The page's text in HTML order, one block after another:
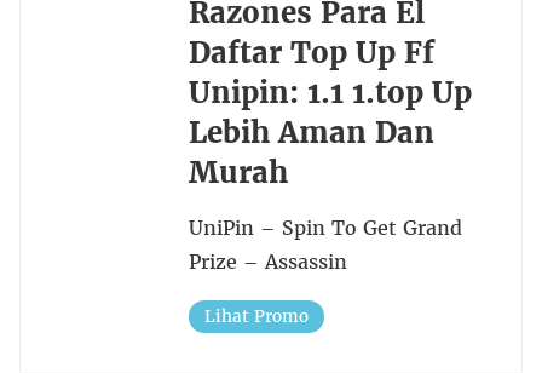
Razones Para El
Daftar Top Up Ff
Unipin: 1.1 1.top Up
Lebih Aman Dan
Murah
UniPin – Spin To Get Grand
Prize – Assassin
Lihat Promo